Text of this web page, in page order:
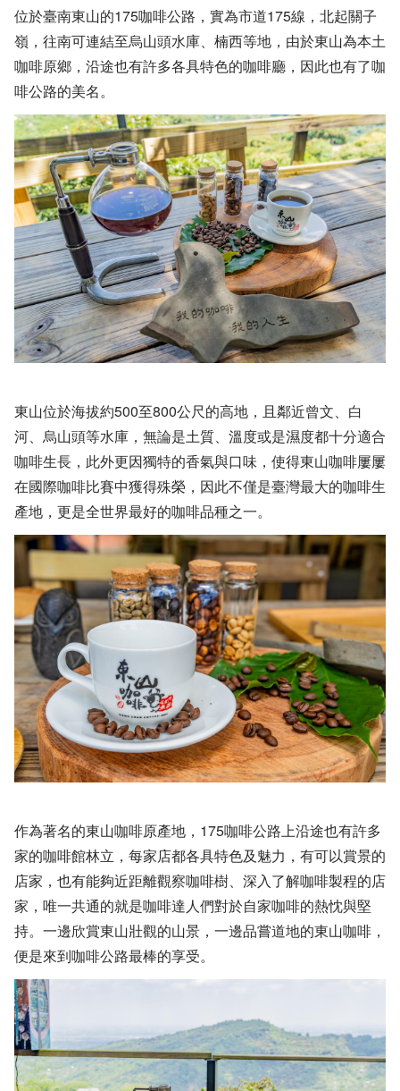
位於臺南東山的175咖啡公路，實為市道175線，北起關子
嶺，往南可連結至烏山頭水庫、楠西等地，由於東山為本土
咖啡原鄉，沿途也有許多各具特色的咖啡廳，因此也有了咖
啡公路的美名。
東山位於海拔約500至800公尺的高地，且鄰近曾文、白
河、烏山頭等水庫，無論是土質、溫度或是濕度都十分適合
咖啡生長，此外更因獨特的香氣與口味，使得東山咖啡屢屢
在國際咖啡比賽中獲得殊榮，因此不僅是臺灣最大的咖啡生
產地，更是全世界最好的咖啡品種之一。
作為著名的東山咖啡原產地，175咖啡公路上沿途也有許多
家的咖啡館林立，每家店都各具特色及魅力，有可以賞景的
店家，也有能夠近距離觀察咖啡樹、深入了解咖啡製程的店
家，唯一共通的就是咖啡達人們對於自家咖啡的熱忱與堅
持。一邊欣賞東山壯觀的山景，一邊品嘗道地的東山咖啡，
便是來到咖啡公路最棒的享受。